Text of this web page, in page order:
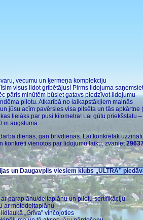
vecumu un ķermeņa komplekciju
visus lidot gribētājus! Pirms lidojuma saņemsiet
pāris minūtēm būsiet gatavs piedzīvot lidojumu
pilotu. Atkarībā no laikapstākļiem mainās
jūsu acīm pavērsies visa pilsēta un tās apkārtne
lielāks par pusi kilometra! Lai gūtu priekšstatu
m augstumā.
dienās, gan brīvdienās. Lai konkrētāk
konkrēti vienotos par lidojumu laiku, zvaniet
un Daugavpils viesiem klubs „ULTRA”
paraplānu/deltaplānu un pilotu sertifikāciju
ar motodeltaplānu
„Grīva” vinčojoties